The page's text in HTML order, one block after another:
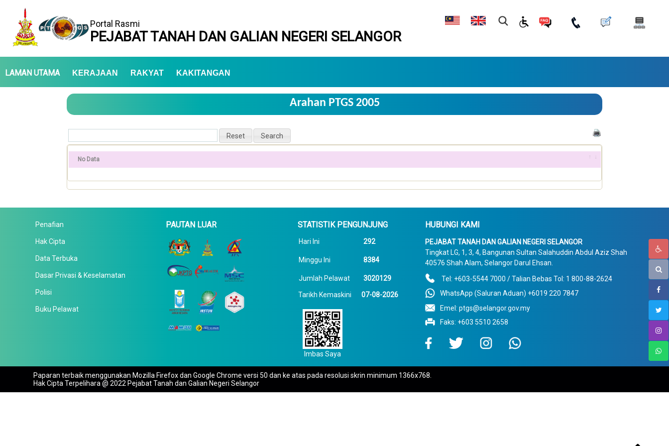
Portal Rasmi
PEJABAT TANAH DAN GALIAN NEGERI SELANGOR
LAMAN UTAMA KERAJAAN RAKYAT KAKITANGAN
Arahan PTGS 2005
No Data
Penafian
Hak Cipta
Data Terbuka
Dasar Privasi & Keselamatan
Polisi
Buku Pelawat
PAUTAN LUAR STATISTIK PENGUNJUNG
Hari Ini 292
Minggu Ini 8384
Jumlah Pelawat 3020129
Tarikh Kemaskini 07-08-2026
Imbas Saya
HUBUNGI KAMI
PEJABAT TANAH DAN GALIAN NEGERI SELANGOR
Tingkat LG, 1, 3, 4, Bangunan Sultan Salahuddin Abdul Aziz Shah
40576 Shah Alam, Selangor Darul Ehsan.
Tel: +603-5544 7000 / Talian Bebas Tol: 1 800-88-2624
WhatsApp (Saluran Aduan) +6019 220 7847
Emel: ptgs@selangor.gov.my
Faks: +603 5510 2658
Paparan terbaik menggunakan Mozilla Firefox dan Google Chrome versi 50 dan ke atas pada resolusi skrin minimum 1366x768.
Hak Cipta Terpelihara @ 2022 Pejabat Tanah dan Galian Negeri Selangor